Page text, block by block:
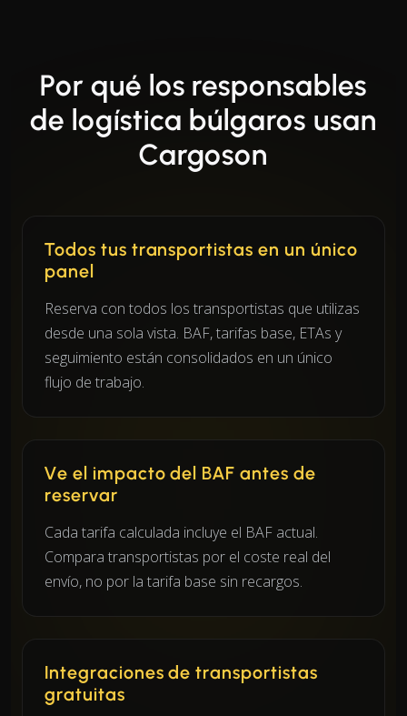
Por qué los responsables
de logística búlgaros usan
Cargoson
Todos tus transportistas en un único
panel
Reserva con todos los transportistas que utilizas
desde una sola vista. BAF, tarifas base, ETAs y
seguimiento están consolidados en un único
flujo de trabajo.
Ve el impacto del BAF antes de
reservar
Cada tarifa calculada incluye el BAF actual.
Compara transportistas por el coste real del
envío, no por la tarifa base sin recargos.
Integraciones de transportistas
gratuitas